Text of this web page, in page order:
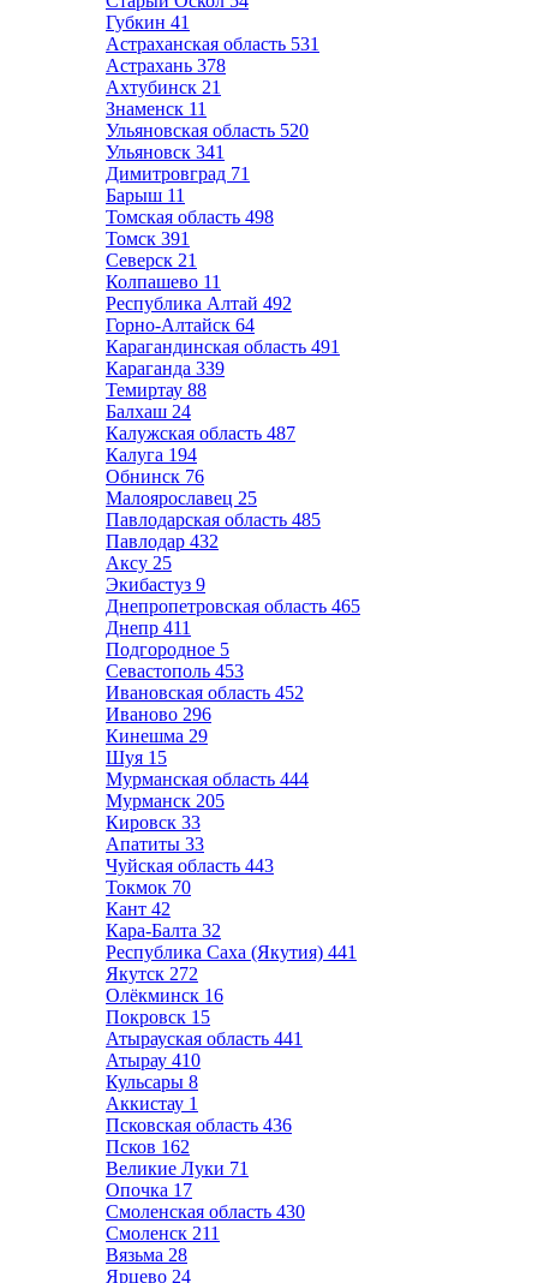
Губкин 41
Астраханская область 531
Астрахань 378
Ахтубинск 21
Знаменск 11
Ульяновская область 520
Ульяновск 341
Димитровград 71
Барыш 11
Томская область 498
Томск 391
Северск 21
Колпашево 11
Республика Алтай 492
Горно-Алтайск 64
Карагандинская область 491
Караганда 339
Темиртау 88
Балхаш 24
Калужская область 487
Калуга 194
Обнинск 76
Малоярославец 25
Павлодарская область 485
Павлодар 432
Аксу 25
Экибастуз 9
Днепропетровская область 465
Днепр 411
Подгородное 5
Севастополь 453
Ивановская область 452
Иваново 296
Кинешма 29
Шуя 15
Мурманская область 444
Мурманск 205
Кировск 33
Апатиты 33
Чуйская область 443
Токмок 70
Кант 42
Кара-Балта 32
Республика Саха (Якутия) 441
Якутск 272
Олёкминск 16
Покровск 15
Атырауская область 441
Атырау 410
Кульсары 8
Аккистау 1
Псковская область 436
Псков 162
Великие Луки 71
Опочка 17
Смоленская область 430
Смоленск 211
Вязьма 28
Ярцево 24